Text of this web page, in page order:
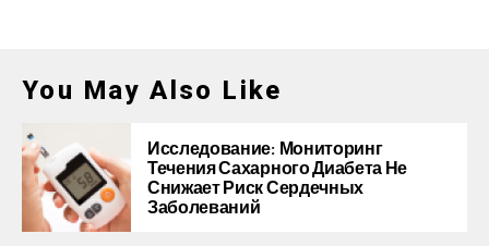
You May Also Like
Исследование: Мониторинг
Течения Сахарного Диабета Не
Снижает Риск Сердечных
Заболеваний